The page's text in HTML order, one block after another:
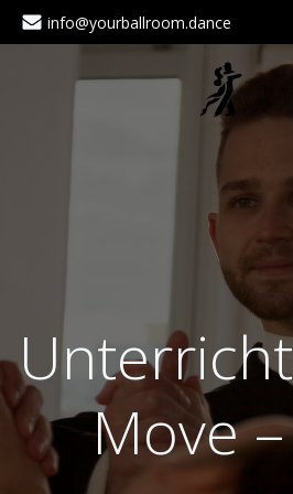
info@yourballroom.dance
Move